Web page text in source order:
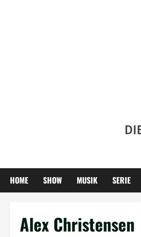
HOME SHOW MUSIK SERIE
Alex Christensen